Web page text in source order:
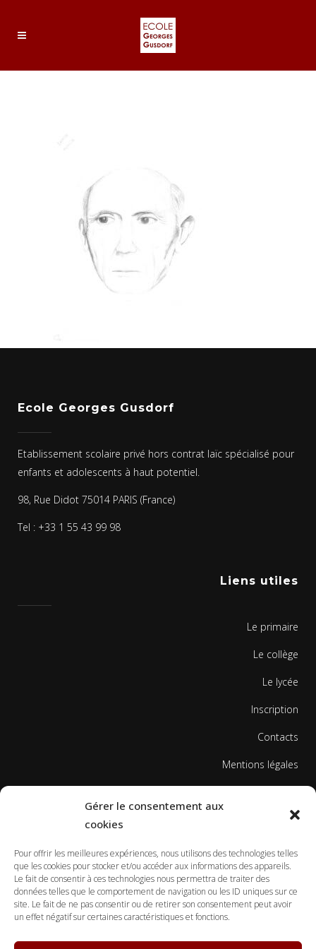
Gérer le consentement aux
cookies
Pour offrir les meilleures expériences, nous utilisons des technologies telles
que les cookies pour stocker et/ou accéder aux informations des appareils.
Le fait de consentir à ces technologies nous permettra de traiter des
données telles que le comportement de navigation ou les ID uniques sur ce
site. Le fait de ne pas consentir ou de retirer son consentement peut avoir
un effet négatif sur certaines caractéristiques et fonctions.
Ecole Georges Gusdorf
Etablissement scolaire privé hors contrat laïc spécialisé pour
enfants et adolescents à haut potentiel.
98, Rue Didot 75014 PARIS (France)
Tel : +33 1 55 43 99 98
Liens utiles
Le primaire
Le collège
Le lycée
Inscription
Contacts
Mentions légales
© Copyright Ecole Georges Gusdorf 2017